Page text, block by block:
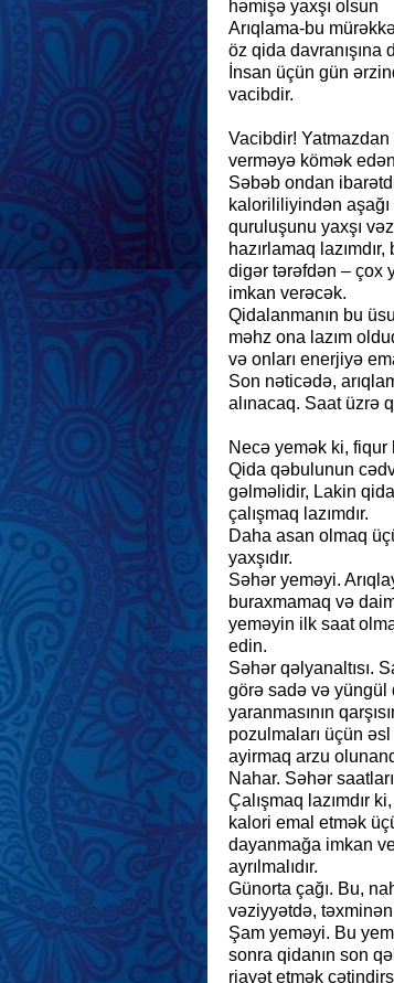
həmişə yaxşı olsun
Arıqlama-bu
öz qida davranışına
İnsan üçün gün
vacibdir.
Vacibdir!
verməyə kömək
Səbəb ondan
kalorililiyindən
quruluşunu yaxşı
hazırlamaq
digər tərəfdən – çox
imkan verəcək.
Qidalanmanın bu
məhz ona lazım
və onları enerjiyə
Son nəticədə,
alınacaq. Saat üzrə
Necə yemək ki, fiqur
Qida qəbulunun
gəlməlidir, Lakin
çalışmaq lazımdır.
Daha asan olmaq
yaxşıdır.
Səhər yeməyi.
buraxmamaq və
yeməyin ilk saat
edin.
Səhər qəlyanaltısı.
görə sadə və yüngül
yaranmasının
pozulmaları üçün
ayirmaq arzu
Nahar. Səhər
Çalışmaq lazımdır
kalori emal etmək
dayanmağa imkan
ayrılmalıdır.
Günorta çağı. Bu,
vəziyyətdə,
Şam yeməyi. Bu
sonra qidanın son
riayət etmək